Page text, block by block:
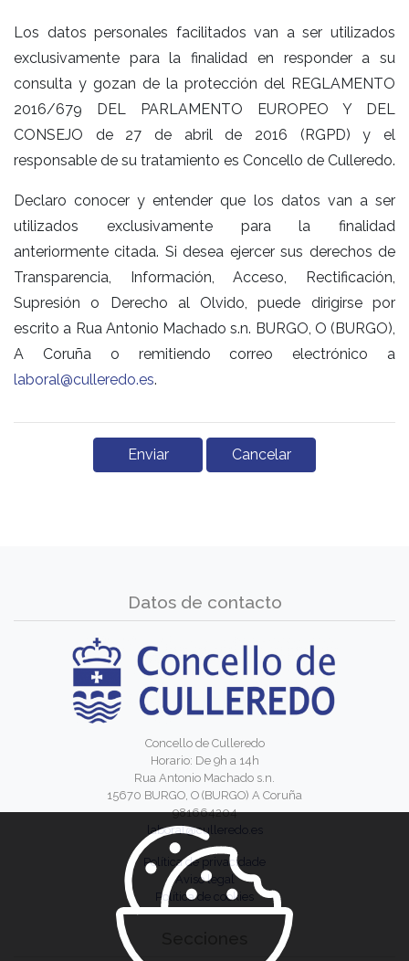
Los datos personales facilitados van a ser utilizados
exclusivamente para la finalidad en responder a su
consulta y gozan de la protección del REGLAMENTO
2016/679 DEL PARLAMENTO EUROPEO Y DEL
CONSEJO de 27 de abril de 2016 (RGPD) y el
responsable de su tratamiento es Concello de Culleredo.
Declaro conocer y entender que los datos van a ser
utilizados exclusivamente para la finalidad
anteriormente citada. Si desea ejercer sus derechos de
Transparencia, Información, Acceso, Rectificación,
Supresión o Derecho al Olvido, puede dirigirse por
escrito a Rua Antonio Machado s.n. BURGO, O (BURGO),
A Coruña o remitiendo correo electrónico a
laboral@culleredo.es.
Datos de contacto
Concello de Culleredo
Horario: De 9h a 14h
Rua Antonio Machado s.n.
15670 BURGO, O (BURGO) A Coruña
981664204
laboral@culleredo.es
Política de privacidade
Aviso legal
Política de cookies